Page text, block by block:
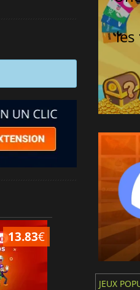
vous de commander dans
13.83€
les
JEUX